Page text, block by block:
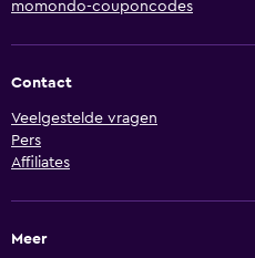
momondo-couponcodes
Contact
Veelgestelde vragen
Pers
Affiliates
Meer